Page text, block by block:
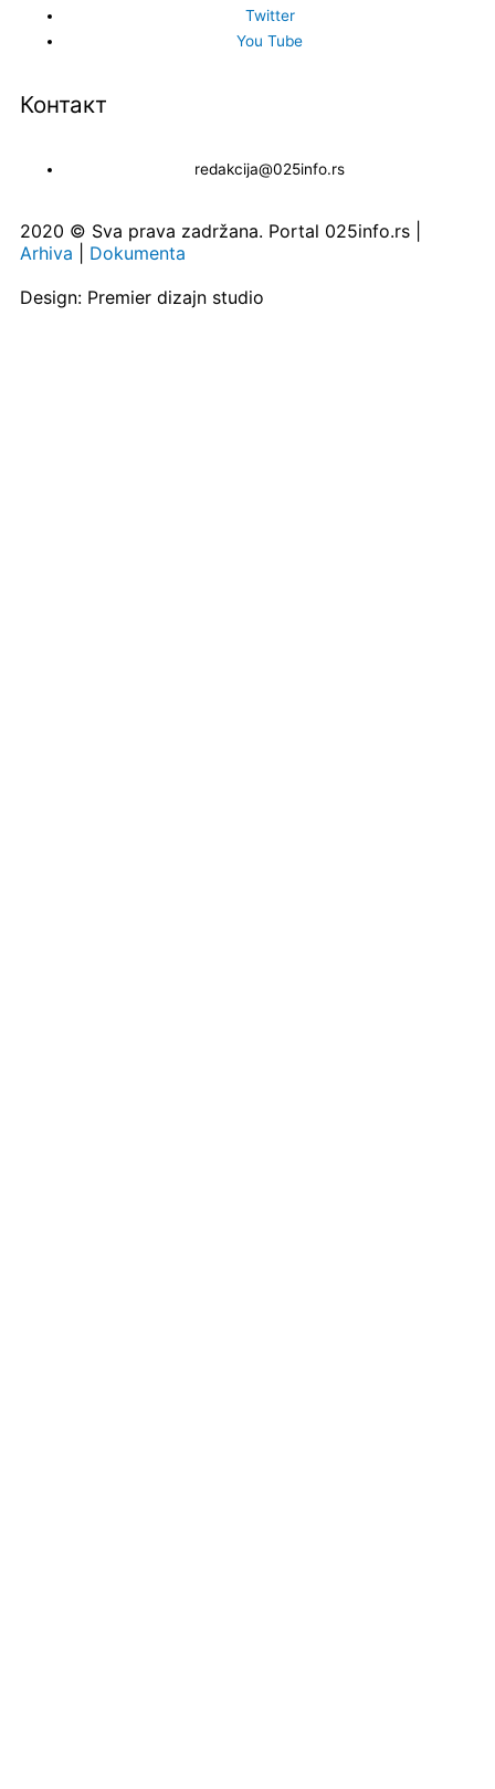
Twitter
You Tube
Контакт
redakcija@025info.rs
2020 © Sva prava zadržana. Portal 025info.rs |
Arhiva
Dokumenta
Design: Premier dizajn studio